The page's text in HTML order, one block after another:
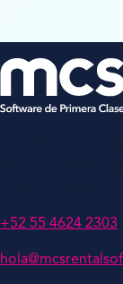
+52 55 4624 2303